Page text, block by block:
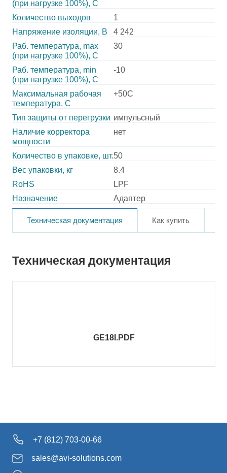
(при нагрузке 100%), C
Количество выходов
1
Напряжение изоляции, В
4 242
Раб. температура, max
(при нагрузке 100%), C
30
Раб. температура, min
(при нагрузке 100%), C
-10
Максимальная рабочая
температура, C
+50C
Тип защиты от перегрузки импульсный
Наличие корректора
мощности
нет
Количество в упаковке, шт.50
Вес упаковки, кг
8.4
RoHS
LPF
Назначение
Адаптер
Техническая документация Как купить
Техническая документация
GE18I.PDF
+7 (812) 703-00-66
sales@avi-solutions.com